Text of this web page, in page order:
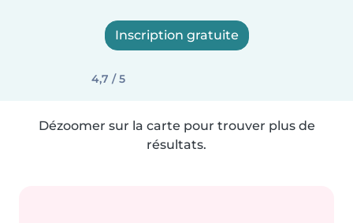
Inscription gratuite
4,7 / 5
Dézoomer sur la carte pour trouver plus de
résultats.